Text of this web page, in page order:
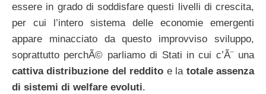
essere in grado di soddisfare questi livelli di crescita,
per cui l’intero sistema delle economie emergenti
appare minacciato da questo improvviso sviluppo,
soprattutto perchÃ© parliamo di Stati in cui c’Ã¨ una
cattiva distribuzione del reddito e la totale assenza
di sistemi di welfare evoluti.